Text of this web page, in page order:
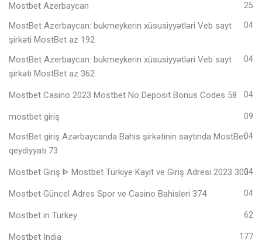
Mostbet Azerbaycan 25
MostBet Azerbaycan: bukmeykerin xüsusiyyətləri Veb sayt
şirkəti MostBet az 192
04
MostBet Azerbaycan: bukmeykerin xüsusiyyətləri Veb sayt
şirkəti MostBet az 362
04
Mostbet Casino 2023 Mostbet No Deposit Bonus Codes 58 04
mostbet giriş 09
MostBet giriş Azərbaycanda Bahis şirkətinin saytında MostBet
qeydiyyatı 73
04
Mostbet Giriş ᐈ Mostbet Türkiye Kayıt ve Giriş Adresi 2023 30304
Mostbet Güncel Adres Spor ve Casino Bahisleri 374 04
Mostbet in Turkey 62
Mostbet India 177